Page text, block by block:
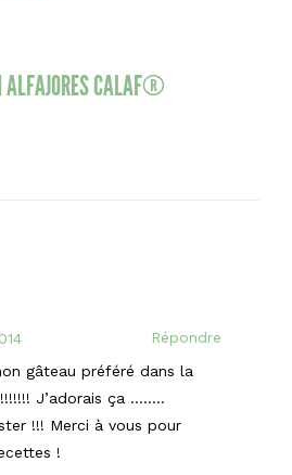
ALFAJORES CALAF®
Répondre
gâteau préféré dans la
J’adorais ça ……..
!!! Merci à vous pour
!